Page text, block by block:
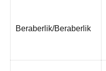
Beraberlik/Beraberlik